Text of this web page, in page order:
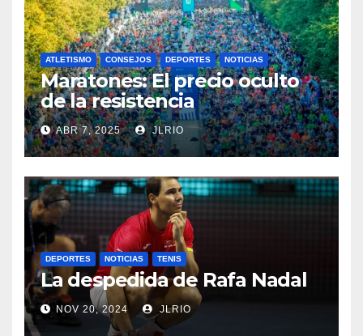
ATLETISMO CONSEJOS DEPORTES NOTICIAS
Maratones: El precio oculto
de la resistencia
ABR 7, 2025 JLRIO
DEPORTES NOTICIAS TENIS
La despedida de Rafa Nadal
NOV 20, 2024 JLRIO